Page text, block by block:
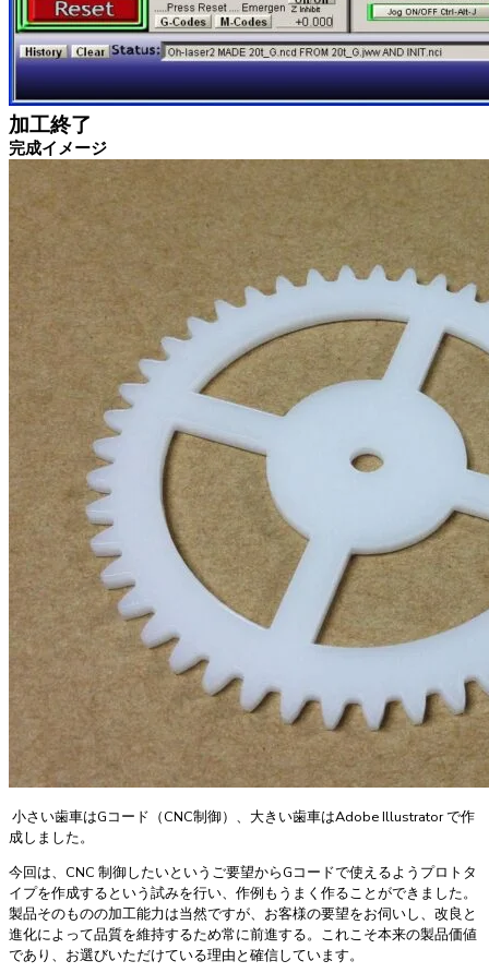
加工終了
完成イメージ
小さい歯車はGコード（CNC制御）、大きい歯車はAdobe Illustrator で作
成しました。
今回は、CNC 制御したいというご要望からGコードで使えるようプロトタ
イプを作成するという試みを行い、作例もうまく作ることができました。
製品そのものの加工能力は当然ですが、お客様の要望をお伺いし、改良と
進化によって品質を維持するため常に前進する。これこそ本来の製品価値
であり、お選びいただけている理由と確信しています。